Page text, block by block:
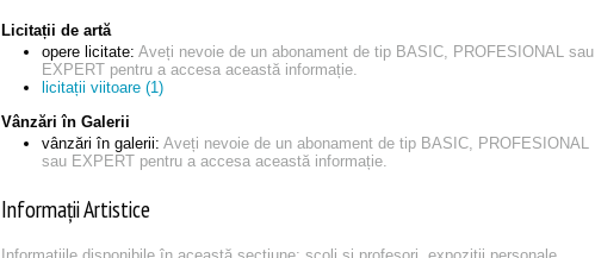
Licitații de artă
opere licitate:Aveți nevoie de un abonament de tip BASIC, PROFESIONAL sau
EXPERT pentru a accesa această informație.
licitații viitoare (1)
Vânzări în Galerii
vânzări în galerii:Aveți nevoie de un abonament de tip BASIC, PROFESIONAL
sau EXPERT pentru a accesa această informație.
Informații Artistice